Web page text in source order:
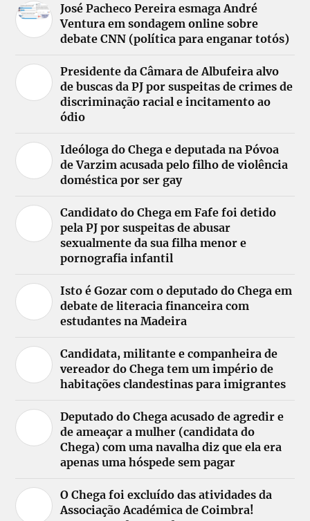
José Pacheco Pereira esmaga André
Ventura em sondagem online sobre
debate CNN (política para enganar totós)
Presidente da Câmara de Albufeira alvo
de buscas da PJ por suspeitas de crimes de
discriminação racial e incitamento ao
ódio
Ideóloga do Chega e deputada na Póvoa
de Varzim acusada pelo filho de violência
doméstica por ser gay
Candidato do Chega em Fafe foi detido
pela PJ por suspeitas de abusar
sexualmente da sua filha menor e
pornografia infantil
Isto é Gozar com o deputado do Chega em
debate de literacia financeira com
estudantes na Madeira
Candidata, militante e companheira de
vereador do Chega tem um império de
habitações clandestinas para imigrantes
Deputado do Chega acusado de agredir e
de ameaçar a mulher (candidata do
Chega) com uma navalha diz que ela era
apenas uma hóspede sem pagar
O Chega foi excluído das atividades da
Associação Académica de Coimbra!